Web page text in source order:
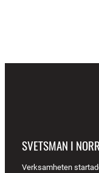
SVETSMAN I NORR
Verksamheten